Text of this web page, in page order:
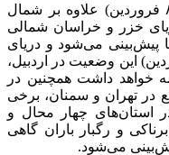
ضیائیان با اشاره به اینکه چهارشنبه (۸ فروردین) علاوه بر شمال
خزر و خراسان شمالی
پیش‌بینی می‌شود و دریای
گفت: پنجشنبه (۹ فروردین) این وضعیت در اردبیل،
خواهد داشت همچنین در
در تهران و سمنان، برخی
چهار محال و
و رگبار باران گاهی
می‌شود.